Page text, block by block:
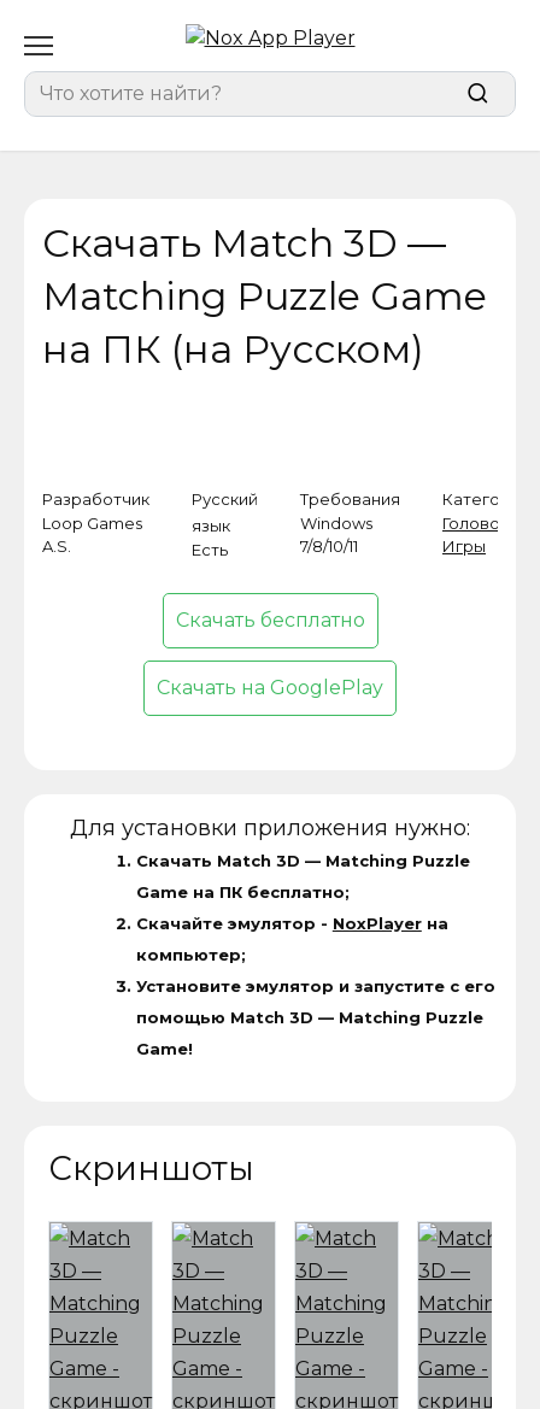
содержанию
for:
Скачать Match 3D —
Matching Puzzle Game
на ПК (на Русском)
Разработчик
Loop Games
A.S.
Русский
язык
Есть
Требования
Windows
7/8/10/11
Категория
Игры
Скачать бесплатно
Скачать на GooglePlay
Для установки приложения нужно:
Скачать Match 3D — Matching Puzzle
Game на ПК бесплатно;
Скачайте эмулятор - NoxPlayerна
компьютер;
Установите эмулятор и запустите с его
помощью Match 3D — Matching Puzzle
Game!
Скриншоты